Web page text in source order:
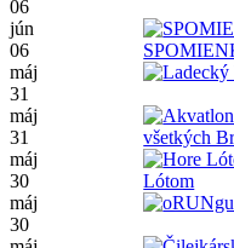
06
jún
06
máj
31
máj
31
všetkých
máj
30
Lótom
máj
30